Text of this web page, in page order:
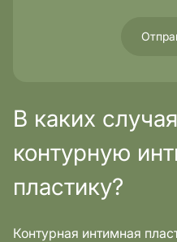
В каких
контурную
пластику?
Контурная интимная